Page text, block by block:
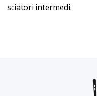
sciatori intermedi.